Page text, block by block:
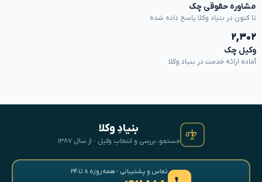
مشاوره حقوقی چک
تا کنون در بنیاد وکلا پاسخ داده شده
۲,۳۰۲
وکیل چک
آماده ارائه خدمت در بنیاد وکلا
بنیادِ وکلا
جستجو، بررسی و انتخابِ وکیل · از سال ۱۳۸۷
تماس و پشتیبانی · همه‌روزه ۸ تا ۲۴